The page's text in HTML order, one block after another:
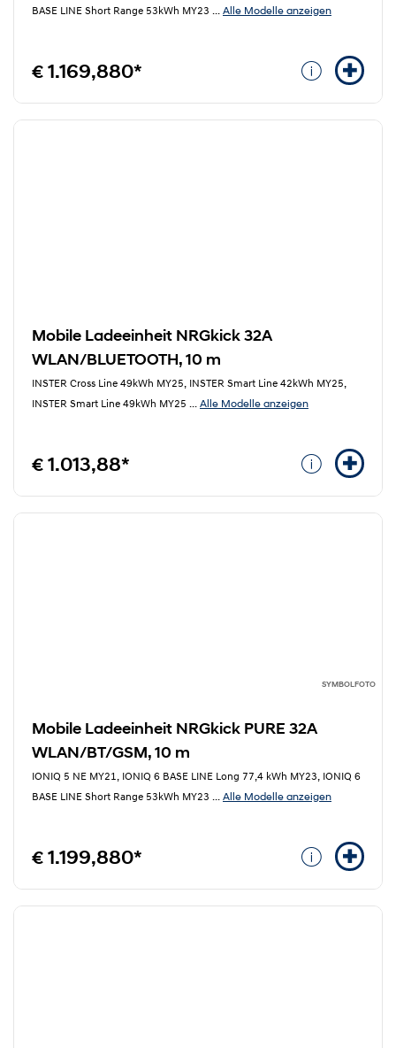
BASE LINE Short Range 53kWh MY23 ... Alle Modelle anzeigen
€ 1.169,880*
Mobile Ladeeinheit NRGkick 32A
WLAN/BLUETOOTH, 10 m
INSTER Cross Line 49kWh MY25, INSTER Smart Line 42kWh MY25,
INSTER Smart Line 49kWh MY25 ... Alle Modelle anzeigen
€ 1.013,88*
SYMBOLFOTO
Mobile Ladeeinheit NRGkick PURE 32A
WLAN/BT/GSM, 10 m
IONIQ 5 NE MY21, IONIQ 6 BASE LINE Long 77,4 kWh MY23, IONIQ 6
BASE LINE Short Range 53kWh MY23 ... Alle Modelle anzeigen
€ 1.199,880*